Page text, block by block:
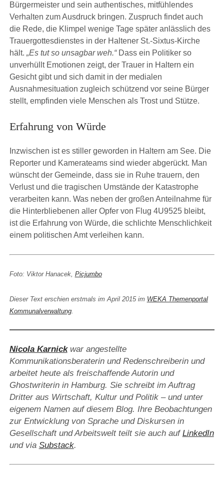
Bürgermeister und sein authentisches, mitfühlendes
Verhalten zum Ausdruck bringen. Zuspruch findet auch
die Rede, die Klimpel wenige Tage später anlässlich des
Trauergottesdienstes in der Haltener St.-Sixtus-Kirche
hält. „Es tut so unsagbar weh.“Dass ein Politiker so
unverhüllt Emotionen zeigt, der Trauer in Haltern ein
Gesicht gibt und sich damit in der medialen
Ausnahmesituation zugleich schützend vor seine Bürger
stellt, empfinden viele Menschen als Trost und Stütze.
Erfahrung von Würde
Inzwischen ist es stiller geworden in Haltern am See. Die
Reporter und Kamerateams sind wieder abgerückt. Man
wünscht der Gemeinde, dass sie in Ruhe trauern, den
Verlust und die tragischen Umstände der Katastrophe
verarbeiten kann. Was neben der großen Anteilnahme für
die Hinterbliebenen aller Opfer von Flug 4U9525 bleibt,
ist die Erfahrung von Würde, die schlichte Menschlichkeit
einem politischen Amt verleihen kann.
Foto: Viktor Hanacek, Picjumbo
Dieser Text erschien erstmals im April 2015 im WEKA Themenportal
Kommunalverwaltung.
Nicola Karnickwar angestellte
Kommunikationsberaterin und Redenschreiberin und
arbeitet heute als freischaffende Autorin und
Ghostwriterin in Hamburg. Sie schreibt im Auftrag
Dritter aus Wirtschaft, Kultur und Politik – und unter
eigenem Namen auf diesem Blog. Ihre Beobachtungen
zur Entwicklung von Sprache und Diskursen in
Gesellschaft und Arbeitswelt teilt sie auch auf LinkedIn
und via Substack.